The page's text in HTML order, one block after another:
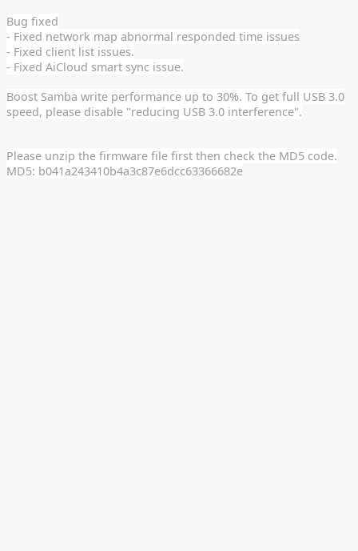
Bug fixed
- Fixed network map abnormal responded time issues
- Fixed client list issues.
- Fixed AiCloud smart sync issue.
Boost Samba write performance up to 30%. To get full USB 3.0
speed, please disable "reducing USB 3.0 interference".
Please unzip the firmware file first then check the MD5 code.
MD5: b041a243410b4a3c87e6dcc63366682e